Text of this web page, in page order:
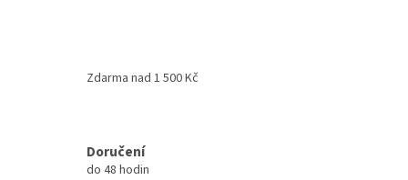
Zdarma nad 1 500 Kč
Doručení
do 48 hodin